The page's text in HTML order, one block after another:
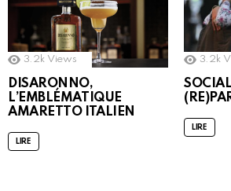
3.2k Views
DISARONNO,
L’EMBLÉMATIQUE
AMARETTO ITALIEN
LIRE
3.2k
LIRE